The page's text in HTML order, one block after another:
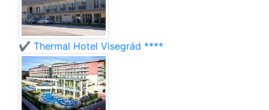
✔️ Thermal Hotel Visegrád ****